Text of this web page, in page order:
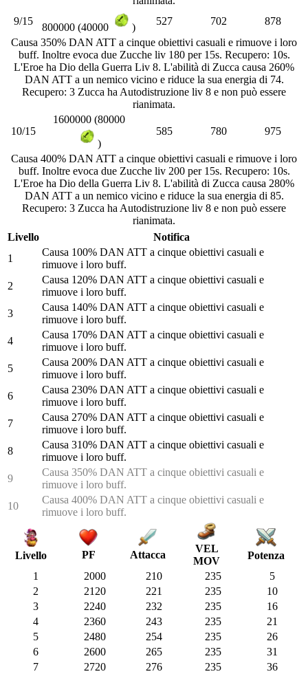
9/15
800000 (40000 )
527 702
878
Causa 350% DAN ATT a cinque obiettivi casuali e rimuove i loro
buff. Inoltre evoca due Zucche liv 180 per 15s. Recupero: 10s.
L'Eroe ha Dio della Guerra Liv 8. L'abilità di Zucca causa 260%
DAN ATT a un nemico vicino e riduce la sua energia di 74.
Recupero: 3 Zucca ha Autodistruzione liv 8 e non può essere
rianimata.
10/15
1600000 (80000
)
585 780 975
Causa 400% DAN ATT a cinque obiettivi casuali e rimuove i loro
buff. Inoltre evoca due Zucche liv 200 per 15s. Recupero: 10s.
L'Eroe ha Dio della Guerra Liv 8. L'abilità di Zucca causa 280%
DAN ATT a un nemico vicino e riduce la sua energia di 85.
Recupero: 3 Zucca ha Autodistruzione liv 8 e non può essere
rianimata.
Livello
Notifica
1
Causa 100% DAN ATT a cinque obiettivi casuali e
rimuove i loro buff.
2
Causa 120% DAN ATT a cinque obiettivi casuali e
rimuove i loro buff.
3
Causa 140% DAN ATT a cinque obiettivi casuali e
rimuove i loro buff.
4
Causa 170% DAN ATT a cinque obiettivi casuali e
rimuove i loro buff.
5
Causa 200% DAN ATT a cinque obiettivi casuali e
rimuove i loro buff.
6
Causa 230% DAN ATT a cinque obiettivi casuali e
rimuove i loro buff.
7
Causa 270% DAN ATT a cinque obiettivi casuali e
rimuove i loro buff.
8
Causa 310% DAN ATT a cinque obiettivi casuali e
rimuove i loro buff.
9
Causa 350% DAN ATT a cinque obiettivi casuali e
rimuove i loro buff.
10
Causa 400% DAN ATT a cinque obiettivi casuali e
rimuove i loro buff.
Livello PF Attacca
VEL
MOV
Potenza
1
2000 210 235
5
2
2120 221 235
10
3
2240 232 235
16
4
2360 243 235
21
5
2480 254 235
26
6
2600 265 235
31
7
2720 276 235 36